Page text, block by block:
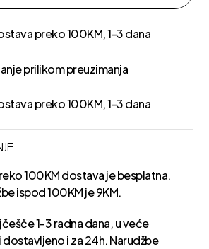
preko 100KM, 1-3 dana
prilikom preuzimanja
preko 100KM, 1-3 dana
100KM dostava je besplatna.
ispod 100KM je 9KM.
1-3 radna dana, u veće
i za 24h. Narudžbe